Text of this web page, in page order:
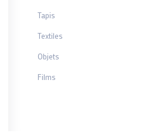
Tapis
Textiles
Objets
Films